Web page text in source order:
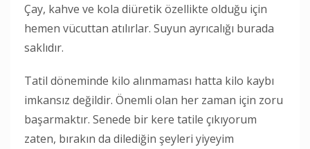
Çay, kahve ve kola diüretik özellikte olduğu için
hemen vücuttan atılırlar. Suyun ayrıcalığı burada
saklıdır.
Tatil döneminde kilo alınmaması hatta kilo kaybı
imkansız değildir. Önemli olan her zaman için zoru
başarmaktır. Senede bir kere tatile çıkıyorum
zaten, bırakın da dilediğin şeyleri yiyeyim